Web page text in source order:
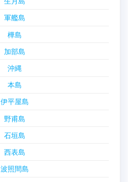
軍艦島
樺島
加部島
沖縄
本島
伊平屋島
野甫島
石垣島
西表島
波照間島